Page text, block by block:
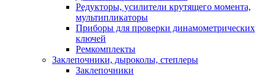
Редукторы, усилители крутящего момента,
мультипликаторы
Приборы для проверки динамометрических
ключей
Ремкомплекты
Заклепочники, дыроколы, степлеры
Заклепочники